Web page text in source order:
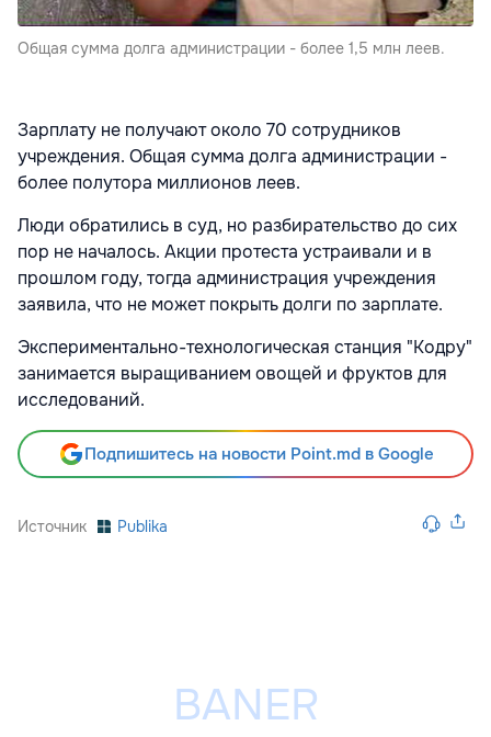
Общая сумма долга администрации - более 1,5 млн леев.
Зарплату не получают около 70 сотрудников
учреждения. Общая сумма долга администрации -
более полутора миллионов леев.
Люди обратились в суд, но разбирательство до сих
пор не началось. Акции протеста устраивали и в
прошлом году, тогда администрация учреждения
заявила, что не может покрыть долги по зарплате.
Экспериментально-технологическая станция "Кодру"
занимается выращиванием овощей и фруктов для
исследований.
Подпишитесь на новости Point.md в Google
Источник Publika